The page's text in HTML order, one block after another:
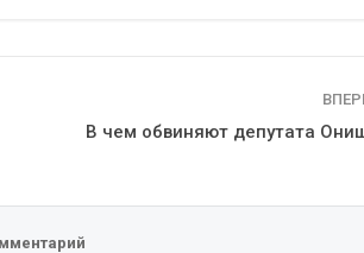
В чем обвиняют депутата